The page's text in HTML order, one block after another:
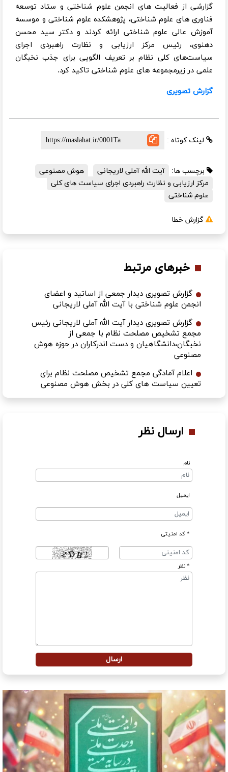
گزارشی از فعالیت های انجمن علوم شناختی و ستاد توسعه
فناوری های علوم شناختی، پژوهشکده علوم شناختی و موسسه
آموزش عالی علوم شناختی ارائه کردند و دکتر سید محسن
دهنوی، رئیس مرکز ارزیابی و نظارت راهبردی اجرای
سیاست‌های کلی نظام بر تعریف الگویی برای جذب نخبگان
علمی در زیرمجموعه های علوم شناختی تاکید کرد.
گزارش تصویری
لینک کوتاه :
برچسب ها: آیت الله آملی لاریجانی
هوش مصنوعی
مرکز ارزیابی و نظارت راهبردی اجرای سیاست های کلی
علوم شناختی
گزارش خطا
خبرهای مرتبط
گزارش تصویری دیدار جمعی از اساتید و اعضای
انجمن علوم شناختی با آیت الله آملی لاریجانی
گزارش تصویری دیدار آیت الله آملی لاریجانی رئیس
مجمع تشخیص مصلحت نظام با جمعی از
نخبگان،دانشگاهیان و دست اندرکاران در حوزه هوش
مصنوعی
اعلام آمادگی مجمع تشخیص مصلحت نظام برای
تعیین سیاست های کلی در بخش هوش مصنوعی
ارسال نظر
نام
ایمیل
* کد امنیتی
* نظر